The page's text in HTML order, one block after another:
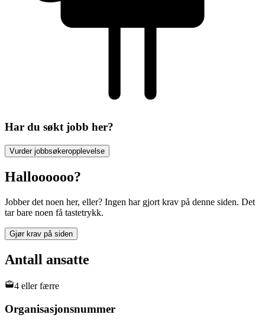
Har du søkt jobb her?
Vurder jobbsøkeropplevelse
Halloooooo?
Jobber det noen her, eller? Ingen har gjort krav på denne siden. Det
tar bare noen få tastetrykk.
Gjør krav på siden
Antall ansatte
4 eller færre
Organisasjonsnummer